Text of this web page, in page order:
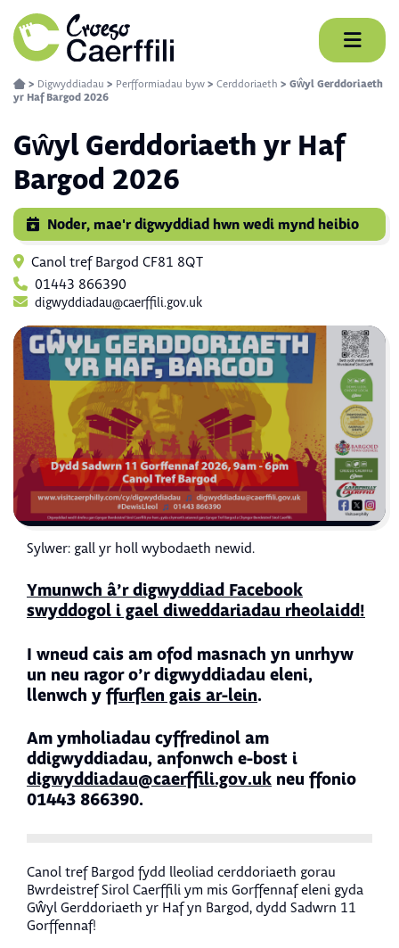
Skip
to
content
> Digwyddiadau > Perfformiadau byw > Cerddoriaeth > Gŵyl Gerddoriaeth
yr Haf Bargod 2026
Gŵyl Gerddoriaeth yr Haf
Bargod 2026
Noder, mae'r digwyddiad hwn wedi mynd heibio
Canol tref Bargod CF81 8QT
01443 866390
digwyddiadau@caerffili.gov.uk
Sylwer: gall yr holl wybodaeth newid.
Ymunwch â’r digwyddiad Facebook
swyddogol i gael diweddariadau rheolaidd!
I wneud cais am ofod masnach yn unrhyw
un neu ragor o’r digwyddiadau eleni,
llenwch y ffurflen gais ar-lein.
Am ymholiadau cyffredinol am
ddigwyddiadau, anfonwch e-bost i
digwyddiadau@caerffili.gov.uk neu ffonio
01443 866390.
Canol tref Bargod fydd lleoliad cerddoriaeth gorau
Bwrdeistref Sirol Caerffili ym mis Gorffennaf eleni gyda
Gŵyl Gerddoriaeth yr Haf yn Bargod, dydd Sadwrn 11
Gorffennaf!